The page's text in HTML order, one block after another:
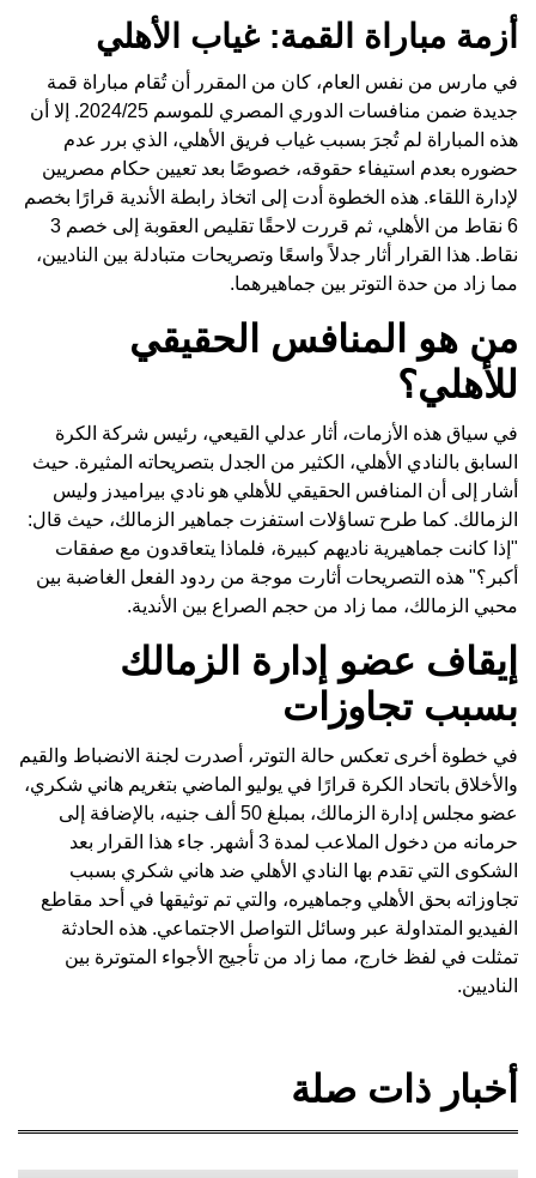
أزمة مباراة القمة: غياب الأهلي
في مارس من نفس العام، كان من المقرر أن تُقام مباراة قمة
جديدة ضمن منافسات الدوري المصري للموسم 2024/25. إلا أن
هذه المباراة لم تُجرَ بسبب غياب فريق الأهلي، الذي برر عدم
حضوره بعدم استيفاء حقوقه، خصوصًا بعد تعيين حكام مصريين
لإدارة اللقاء. هذه الخطوة أدت إلى اتخاذ رابطة الأندية قرارًا بخصم
6 نقاط من الأهلي، ثم قررت لاحقًا تقليص العقوبة إلى خصم 3
نقاط. هذا القرار أثار جدلاً واسعًا وتصريحات متبادلة بين الناديين،
مما زاد من حدة التوتر بين جماهيرهما.
من هو المنافس الحقيقي
للأهلي؟
في سياق هذه الأزمات، أثار عدلي القيعي، رئيس شركة الكرة
السابق بالنادي الأهلي، الكثير من الجدل بتصريحاته المثيرة. حيث
أشار إلى أن المنافس الحقيقي للأهلي هو نادي بيراميدز وليس
الزمالك. كما طرح تساؤلات استفزت جماهير الزمالك، حيث قال:
"إذا كانت جماهيرية ناديهم كبيرة، فلماذا يتعاقدون مع صفقات
أكبر؟" هذه التصريحات أثارت موجة من ردود الفعل الغاضبة بين
محبي الزمالك، مما زاد من حجم الصراع بين الأندية.
إيقاف عضو إدارة الزمالك
بسبب تجاوزات
في خطوة أخرى تعكس حالة التوتر، أصدرت لجنة الانضباط والقيم
والأخلاق باتحاد الكرة قرارًا في يوليو الماضي بتغريم هاني شكري،
عضو مجلس إدارة الزمالك، بمبلغ 50 ألف جنيه، بالإضافة إلى
حرمانه من دخول الملاعب لمدة 3 أشهر. جاء هذا القرار بعد
الشكوى التي تقدم بها النادي الأهلي ضد هاني شكري بسبب
تجاوزاته بحق الأهلي وجماهيره، والتي تم توثيقها في أحد مقاطع
الفيديو المتداولة عبر وسائل التواصل الاجتماعي. هذه الحادثة
تمثلت في لفظ خارج، مما زاد من تأجيج الأجواء المتوترة بين
الناديين.
أخبار ذات صلة